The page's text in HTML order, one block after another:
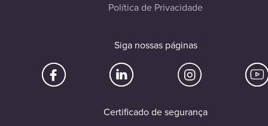
Política de Privacidade
Siga nossas páginas
Certificado de segurança